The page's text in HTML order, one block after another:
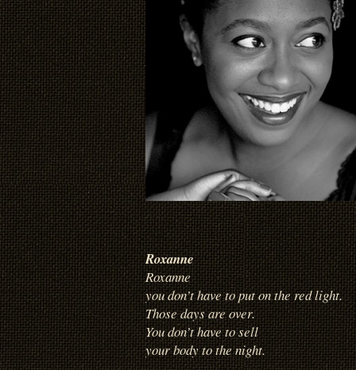
Roxanne
Roxanne
you don’t have to put on the red light.
Those days are over.
You don’t have to sell
your body to the night.